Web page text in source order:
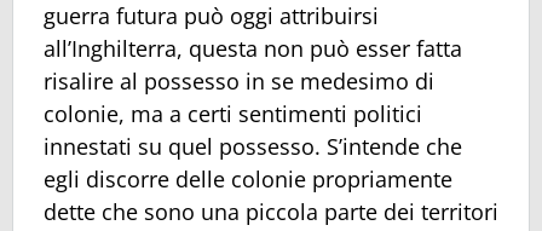
guerra futura può oggi attribuirsi
all’Inghilterra, questa non può esser fatta
risalire al possesso in se medesimo di
colonie, ma a certi sentimenti politici
innestati su quel possesso. S’intende che
egli discorre delle colonie propriamente
dette che sono una piccola parte dei territori